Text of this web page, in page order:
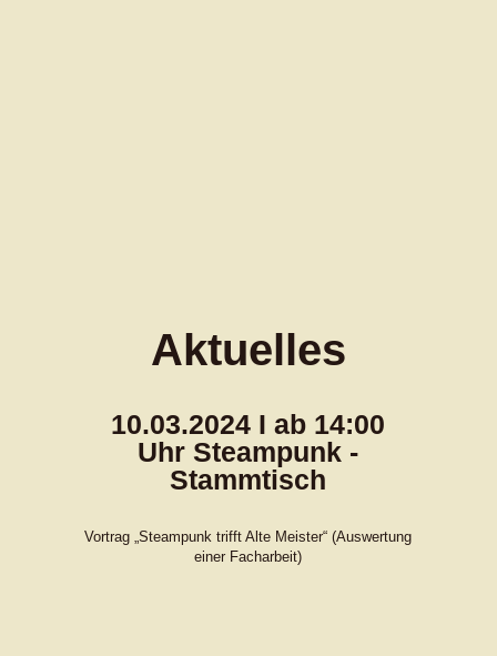
Aktuelles
10.03.2024 I ab 14:00
Uhr Steampunk -
Stammtisch
Vortrag „Steampunk trifft Alte Meister“ (Auswertung
einer Facharbeit)